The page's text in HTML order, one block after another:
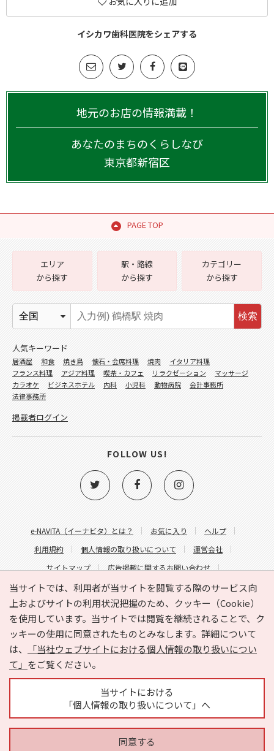
イシカワ歯科医院をシェアする
地元のお店の情報満載！
あなたのまちのくらしなび
東京都新宿区
PAGE TOP
当サイトでは、利用者が当サイトを閲覧する際のサービス向
上およびサイトの利用状況把握のため、クッキー（Cookie）
を使用しています。当サイトでは閲覧を継続されることで、ク
ッキーの使用に同意されたものとみなします。詳細について
は、
「当社ウェブサイトにおける個人情報の取り扱いについ
て」 をご覧ください。
当サイトにおける
「個人情報の取り扱いについて」へ
同意する
e-NAVITA（イーナビタ）とは？ お気に入り
ヘルプ
利用規約
個人情報の取り扱いについて
運営会社
サイトマップ
広告掲載に関するお問い合わせ
サイトの内容に関するお問い合わせ
エリア
から探す
駅・路線
から探す
カテゴリー
から探す
検索
人気キーワード
居酒屋 和食 焼き鳥 懐石・会席料理 焼肉
イタリア料理
フランス料理
アジア料理 喫茶・カフェ リラクゼーション
マッサージ
カラオケ
ビジネスホテル 内科 小児科 動物病院
会計事務所
法律事務所
掲載者ログイン
FOLLOW US!
Copyright © HYOJITO.Co.,Ltd. All Rights Reserved.